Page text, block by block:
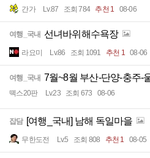
간가 Lv.87 조회 784 추천 1 08-06
여행_국내 선녀바위해수욕장
라요미 Lv.86 조회 1091 추천 1 08-06
여행_국내 7월~8월 부산-단양-충주-
뗵스20판 Lv.23 조회 673 08-06
잡담 [여행_국내] 남해 독일마을
무한도전 Lv.5 조회 808 추천 1 08-05